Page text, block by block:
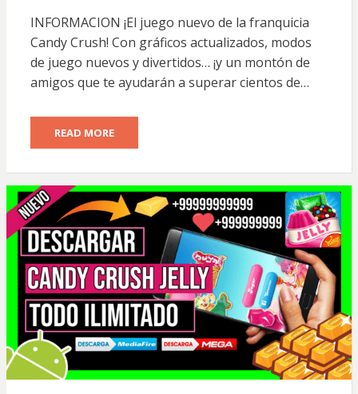
INFORMACION ¡El juego nuevo de la franquicia
Candy Crush! Con gráficos actualizados, modos
de juego nuevos y divertidos… ¡y un montón de
amigos que te ayudarán a superar cientos de…
READ MORE